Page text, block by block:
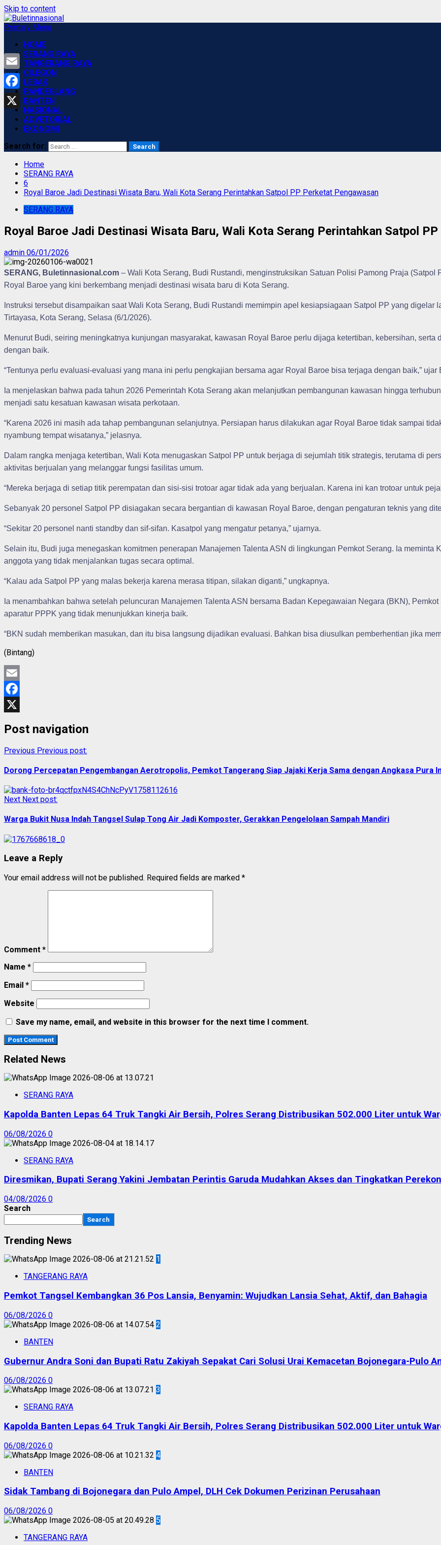
Skip to content
Primary Menu
HOME
SERANG RAYA
TANGERANG RAYA
CILEGON
LEBAK
PANDEGLANG
BANTEN
NASIONAL
ADVETORIAL
EKONOMI
Search for:
Home
SERANG RAYA
6
Royal Baroe Jadi Destinasi Wisata Baru, Wali Kota Serang Perintahkan Satpol PP Perketat Pengawasan
SERANG RAYA
Royal Baroe Jadi Destinasi Wisata Baru, Wali Kota Serang Perintahkan Satpol
admin 06/01/2026
SERANG, Buletinnasional.com – Wali Kota Serang, Budi Rustandi, menginstruksikan Satuan Polisi Pamong Praja
Royal Baroe yang kini berkembang menjadi destinasi wisata baru di Kota Serang.
Instruksi tersebut disampaikan saat Wali Kota Serang, Budi Rustandi memimpin apel kesiapsiagaan Satpol PP yang
Tirtayasa, Kota Serang, Selasa (6/1/2026).
Menurut Budi, seiring meningkatnya kunjungan masyarakat, kawasan Royal Baroe perlu dijaga ketertiban, kebersihan, serta
dengan baik.
“Tentunya perlu evaluasi-evaluasi yang mana ini perlu pengkajian bersama agar Royal Baroe bisa terjaga dengan baik,” ujar
Ia menjelaskan bahwa pada tahun 2026 Pemerintah Kota Serang akan melanjutkan pembangunan kawasan hingga
menjadi satu kesatuan kawasan wisata perkotaan.
“Karena 2026 ini masih ada tahap pembangunan selanjutnya. Persiapan harus dilakukan agar Royal Baroe tidak sampai
nyambung tempat wisatanya,” jelasnya.
Dalam rangka menjaga ketertiban, Wali Kota menugaskan Satpol PP untuk berjaga di sejumlah titik strategis, terutama di
aktivitas berjualan yang melanggar fungsi fasilitas umum.
“Mereka berjaga di setiap titik perempatan dan sisi-sisi trotoar agar tidak ada yang berjualan. Karena ini kan trotoar untuk
Sebanyak 20 personel Satpol PP disiagakan secara bergantian di kawasan Royal Baroe, dengan pengaturan teknis yang
“Sekitar 20 personel nanti standby dan sif-sifan. Kasatpol yang mengatur petanya,” ujarnya.
Selain itu, Budi juga menegaskan komitmen penerapan Manajemen Talenta ASN di lingkungan Pemkot Serang. Ia
anggota yang tidak menjalankan tugas secara optimal.
“Kalau ada Satpol PP yang malas bekerja karena merasa titipan, silakan diganti,” ungkapnya.
Ia menambahkan bahwa setelah peluncuran Manajemen Talenta ASN bersama Badan Kepegawaian Negara (BKN),
aparatur PPPK yang tidak menunjukkan kinerja baik.
“BKN sudah memberikan masukan, dan itu bisa langsung dijadikan evaluasi. Bahkan bisa diusulkan pemberhentian jika
(Bintang)
Email
Facebook
Post navigation
Previous Previous post:
Dorong Percepatan Pengembangan Aerotropolis, Pemkot Tangerang Siap Jajaki Kerja Sama dengan Angkasa Pura
Next Next post:
Warga Bukit Nusa Indah Tangsel Sulap Tong Air Jadi Komposter, Gerakkan Pengelolaan Sampah Mandiri
Leave a Reply
Your email address will not be published. Required fields are marked *
Comment *
Name *
Email *
Website
Save my name, email, and website in this browser for the next time I comment.
Related News
SERANG RAYA
Kapolda Banten Lepas 64 Truk Tangki Air Bersih, Polres Serang Distribusikan 502.000 Liter untuk
06/08/2026 0
SERANG RAYA
Diresmikan, Bupati Serang Yakini Jembatan Perintis Garuda Mudahkan Akses dan Tingkatkan
04/08/2026 0
Search
Search
Trending News
1
TANGERANG RAYA
Pemkot Tangsel Kembangkan 36 Pos Lansia, Benyamin: Wujudkan Lansia Sehat, Aktif, dan Bahagia
06/08/2026 0
2
BANTEN
Gubernur Andra Soni dan Bupati Ratu Zakiyah Sepakat Cari Solusi Urai Kemacetan Bojonegara-Pulo
06/08/2026 0
3
SERANG RAYA
Kapolda Banten Lepas 64 Truk Tangki Air Bersih, Polres Serang Distribusikan 502.000 Liter untuk
06/08/2026 0
4
BANTEN
Sidak Tambang di Bojonegara dan Pulo Ampel, DLH Cek Dokumen Perizinan Perusahaan
06/08/2026 0
5
TANGERANG RAYA
Email
Facebook